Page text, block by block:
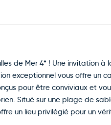
de Mer 4* ! Une invitation
exceptionnel vous offre un
pour être conviviaux et
Situé sur une plage de
un lieu privilégié pour un